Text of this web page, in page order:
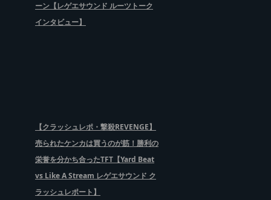
ーン【レゲエサウンド ルーツトーク
インタビュー】
【クラッシュレポ・撃殺REVENGE】
売られたケンカは買うのが筋！勝利の
栄誉を分かち合ったTFT【Yard Beat
vs Like A Stream レゲエサウンド ク
ラッシュレポート】